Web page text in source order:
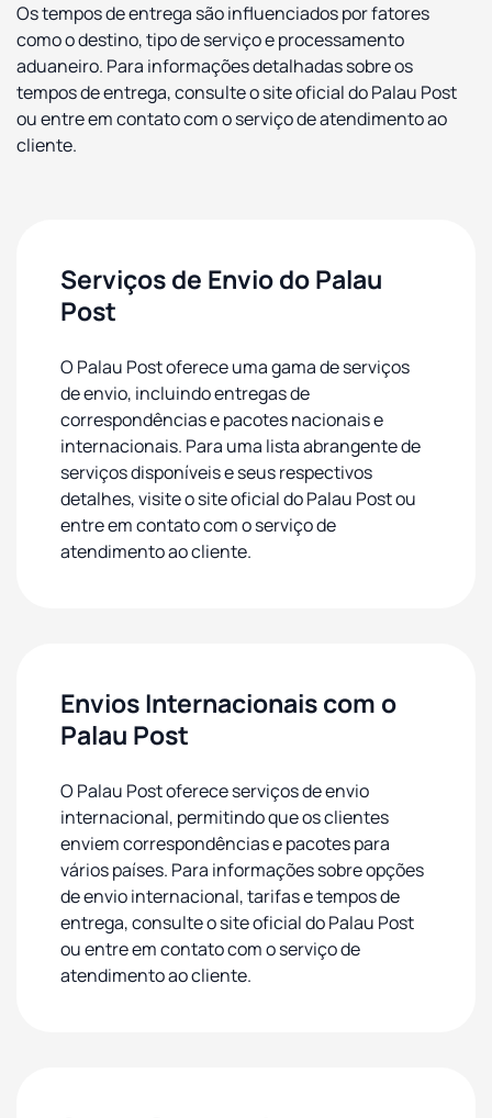
Os tempos de entrega são influenciados por fatores
como o destino, tipo de serviço e processamento
aduaneiro. Para informações detalhadas sobre os
tempos de entrega, consulte o site oficial do Palau Post
ou entre em contato com o serviço de atendimento ao
cliente.
Serviços de Envio do Palau
Post
O Palau Post oferece uma gama de serviços
de envio, incluindo entregas de
correspondências e pacotes nacionais e
internacionais. Para uma lista abrangente de
serviços disponíveis e seus respectivos
detalhes, visite o site oficial do Palau Post ou
entre em contato com o serviço de
atendimento ao cliente.
Envios Internacionais com o
Palau Post
O Palau Post oferece serviços de envio
internacional, permitindo que os clientes
enviem correspondências e pacotes para
vários países. Para informações sobre opções
de envio internacional, tarifas e tempos de
entrega, consulte o site oficial do Palau Post
ou entre em contato com o serviço de
atendimento ao cliente.